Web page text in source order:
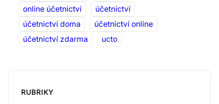
online účetnictví
účetnictví
účetnictví doma
účetnictví online
účetnictví zdarma
ucto
RUBRIKY